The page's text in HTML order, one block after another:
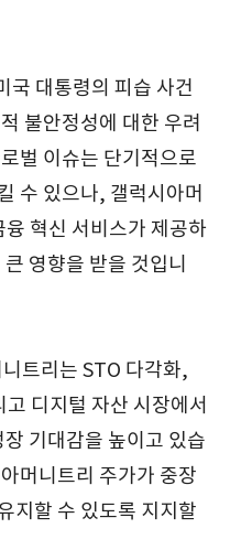
국 대통령의 피습 사건
불안정성에 대한 우려
벌 이슈는 단기적으로
수 있으나, 갤럭시아머
혁신 서비스가 제공하
영향을 받을 것입니
트리는 STO 다각화,
디지털 자산 시장에서
기대감을 높이고 있습
머니트리 주가가 중장
지할 수 있도록 지지할